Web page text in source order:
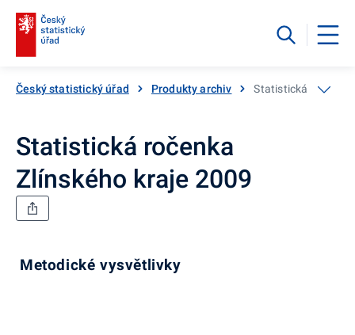
Český statistický úřad Produkty archiv Statistická ročenka
Statistická ročenka
Zlínského kraje 2009
Metodické vysvětlivky